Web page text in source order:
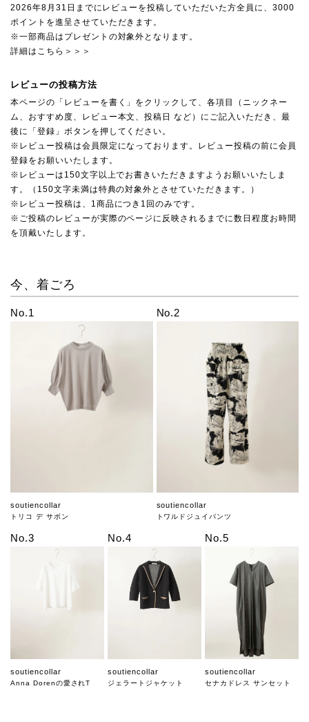
2026年8月31日までにレビューを投稿していただいた方全員に、3000
ポイントを進呈させていただきます。
※一部商品はプレゼントの対象外となります。
詳細はこちら＞＞＞
レビューの投稿方法
本ページの「レビューを書く」をクリックして、各項目（ニックネー
ム、おすすめ度、レビュー本文、投稿日 など）にご記入いただき、最
後に「登録」ボタンを押してください。
※レビュー投稿は会員限定になっております。レビュー投稿の前に会員
登録をお願いいたします。
※レビューは150文字以上でお書きいただきますようお願いいたしま
す。（150文字未満は特典の対象外とさせていただきます。）
※レビュー投稿は、1商品につき1回のみです。
※ご投稿のレビューが実際のページに反映されるまでに数日程度お時間
を頂戴いたします。
今、着ごろ
No.1
soutiencollar
トリコ デ サボン
No.2
soutiencollar
トワルドジュイパンツ
No.3
soutiencollar
Anna Dorenの愛されT
No.4
soutiencollar
ジェラートジャケット
No.5
soutiencollar
セナカドレス サンセット